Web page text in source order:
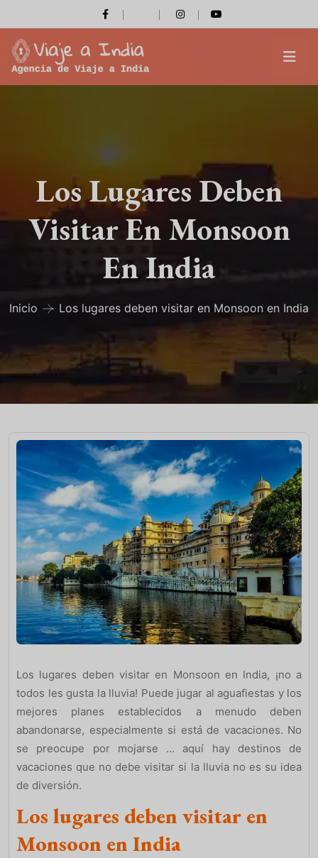
Los Lugares Deben
Visitar En Monsoon
En India
Inicio Los lugares deben visitar en Monsoon en India
Los lugares deben visitar en Monsoon en India, ¡no a
todos les gusta la lluvia! Puede jugar al aguafiestas y los
mejores planes establecidos a menudo deben
abandonarse, especialmente si está de vacaciones. No
se preocupe por mojarse … aquí hay destinos de
vacaciones que no debe visitar si la lluvia no es su idea
de diversión.
Los lugares deben visitar en
Monsoon en India